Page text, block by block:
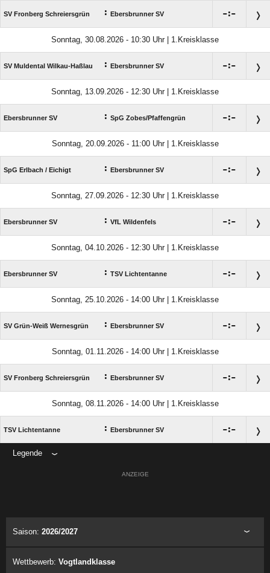
SV Fronberg Schreiersgrün : Ebersbrunner SV :
Sonntag, 30.08.2026 - 10:30 Uhr | 1.Kreisklasse
SV Muldental Wilkau-Haßlau : Ebersbrunner SV :
Sonntag, 13.09.2026 - 12:30 Uhr | 1.Kreisklasse
Ebersbrunner SV : SpG Zobes/​Pfaffengrün :
Sonntag, 20.09.2026 - 11:00 Uhr | 1.Kreisklasse
SpG Erlbach /​ Eichigt : Ebersbrunner SV :
Sonntag, 27.09.2026 - 12:30 Uhr | 1.Kreisklasse
Ebersbrunner SV : VfL Wildenfels :
Sonntag, 04.10.2026 - 12:30 Uhr | 1.Kreisklasse
Ebersbrunner SV : TSV Lichtentanne :
Sonntag, 25.10.2026 - 14:00 Uhr | 1.Kreisklasse
SV Grün-Weiß Wernesgrün : Ebersbrunner SV :
Sonntag, 01.11.2026 - 14:00 Uhr | 1.Kreisklasse
SV Fronberg Schreiersgrün : Ebersbrunner SV :
Sonntag, 08.11.2026 - 14:00 Uhr | 1.Kreisklasse
TSV Lichtentanne : Ebersbrunner SV :
Legende
ANZEIGE
Saison: 2026/2027
Wettbewerb: Vogtlandklasse